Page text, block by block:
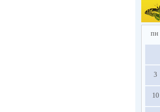
в
пн
3
10